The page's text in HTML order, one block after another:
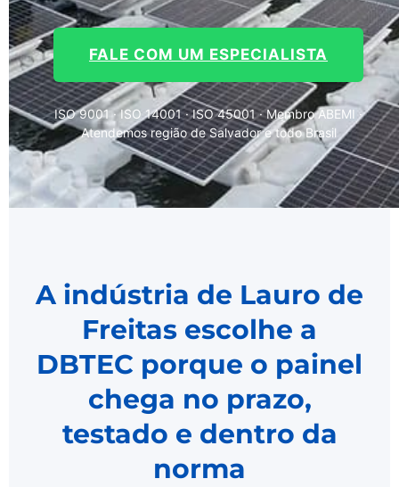
FALE COM UM ESPECIALISTA
ISO 9001 · ISO 14001 · ISO 45001 · Membro ABEMI ·
Atendemos região de Salvador e todo Brasil
A indústria de Lauro de
Freitas escolhe a
DBTEC porque o painel
chega no prazo,
testado e dentro da
norma